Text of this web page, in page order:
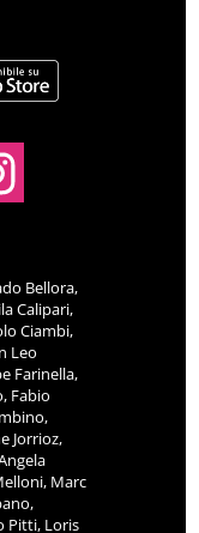
Bellora,
Calipari,
Ciambi,
Leo
Farinella,
Fabio
Jorrioz,
Marc
Pitti, Loris